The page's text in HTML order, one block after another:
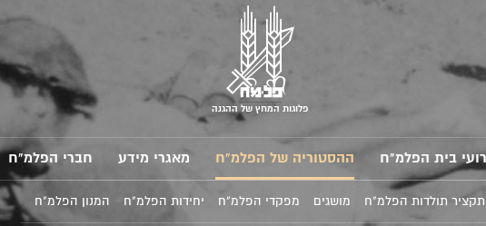
פלוגות המחץ של ההגנה
בית הפלמ"ח ההסטוריה של הפלמ"ח מאגרי מידע חברי הפלמ"ח
תקציר תולדות הפלמ"ח מושגים מפקדי הפלמ"ח יחידות הפלמ"ח המנון הפלמ"ח